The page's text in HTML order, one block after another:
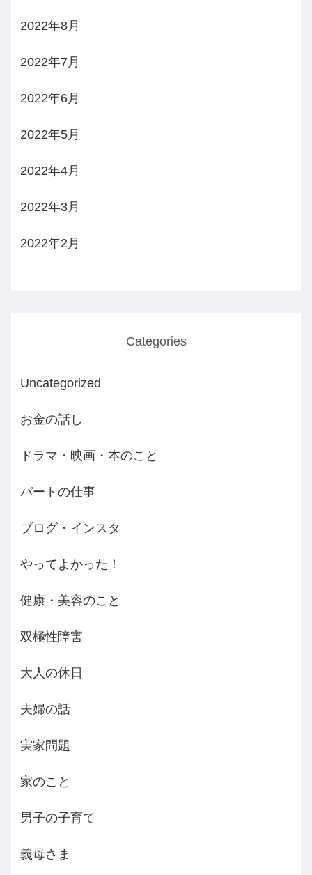
2022年8月
2022年7月
2022年6月
2022年5月
2022年4月
2022年3月
2022年2月
Categories
Uncategorized
お金の話し
ドラマ・映画・本のこと
パートの仕事
ブログ・インスタ
やってよかった！
健康・美容のこと
双極性障害
大人の休日
夫婦の話
実家問題
家のこと
男子の子育て
義母さま